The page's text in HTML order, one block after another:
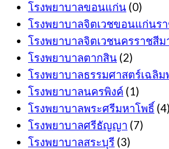
โรงพยาบาลขอนแก่น (0)
โรงพยาบาลจิตเวชขอนแก่นร
โรงพยาบาลจิตเวชนครราชสี
โรงพยาบาลตากสิน (2)
โรงพยาบาลธรรมศาสตร์เฉลิม
โรงพยาบาลนครพิงค์ (1)
โรงพยาบาลพระศรีมหาโพธิ์ (4)
โรงพยาบาลศรีธัญญา (7)
โรงพยาบาลสระบุรี (3)